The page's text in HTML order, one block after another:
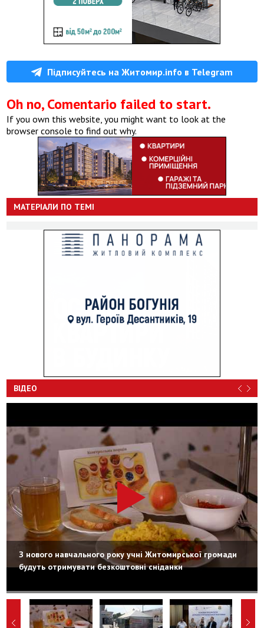
Підписуйтесь на Житомир.info в Telegram
Oh no, Comentario failed to start.
If you own this website, you might want to look at the
browser console to find out why.
МАТЕРІАЛИ ПО ТЕМІ
ВІДЕО
З нового навчального року учні Житомирської громади
будуть отримувати безкоштовні сніданки